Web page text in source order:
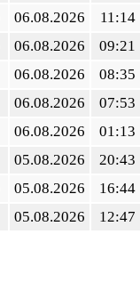
06.08.2026 11:14
06.08.2026 09:21
06.08.2026 08:35
06.08.2026 07:53
06.08.2026 01:13
05.08.2026 20:43
05.08.2026 16:44
05.08.2026 12:47